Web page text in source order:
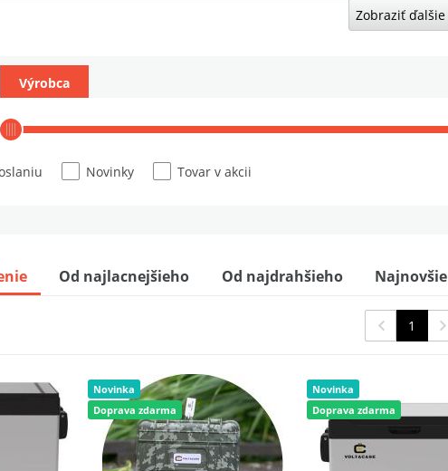
Zobraziť ďalšie
Novinky Tovar v akcii
Výrobca
Od najlacnejšieho Od najdrahšieho Najnovšie
1
Novinka
Doprava zdarma
Novinka
Doprava zdarma